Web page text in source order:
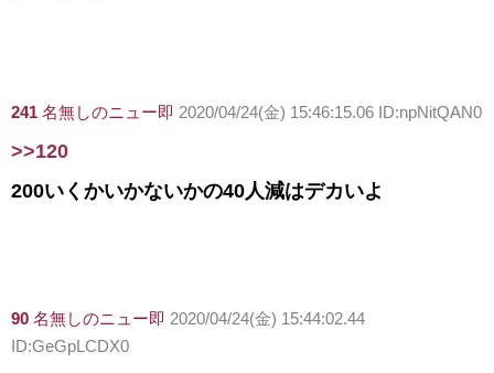
241 名無しのニュー即 2020/04/24(金) 15:46:15.06 ID:npNitQAN0
>>120
200いくかいかないかの40人減はデカいよ
90 名無しのニュー即 2020/04/24(金) 15:44:02.44
ID:GeGpLCDX0